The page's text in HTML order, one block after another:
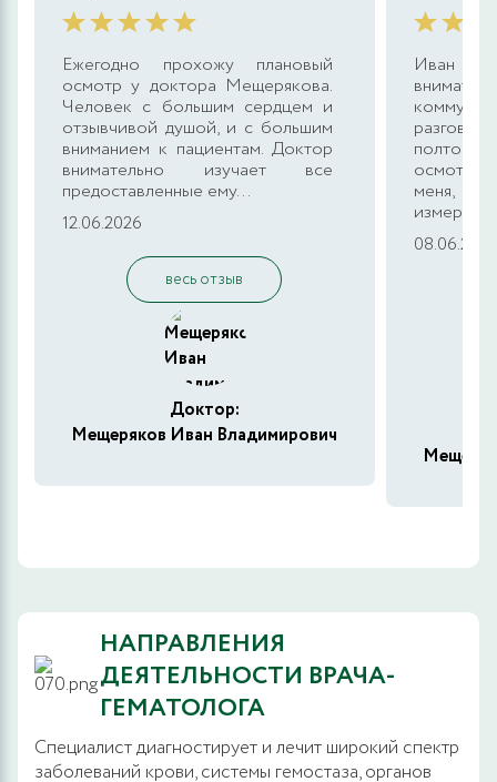
Ежегодно прохожу плановый
осмотр у доктора Мещерякова.
Человек с большим сердцем и
отзывчивой душой, и с большим
вниманием к пациентам. Доктор
внимательно изучает все
предоставленные ему...
12.06.2026
весь отзыв
Доктор:
Мещеряков Иван Владимирович
Иван
полтора
меня,
измерил
08.06.2026
НАПРАВЛЕНИЯ
ДЕЯТЕЛЬНОСТИ ВРАЧА-
ГЕМАТОЛОГА
Специалист диагностирует и лечит широкий спектр
заболеваний крови, системы гемостаза, органов